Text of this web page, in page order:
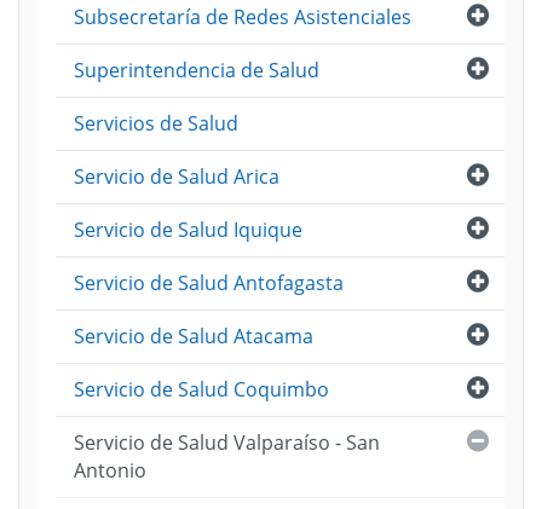
Abrir
Subsecretaría de Redes Asistenciales
Abrir
Superintendencia de Salud
Servicios de Salud
Abrir
Servicio de Salud Arica
Abrir
Servicio de Salud Iquique
Abrir
Servicio de Salud Antofagasta
Abrir
Servicio de Salud Atacama
Abrir
Servicio de Salud Coquimbo
Servicio de Salud Valparaíso - San
Antonio